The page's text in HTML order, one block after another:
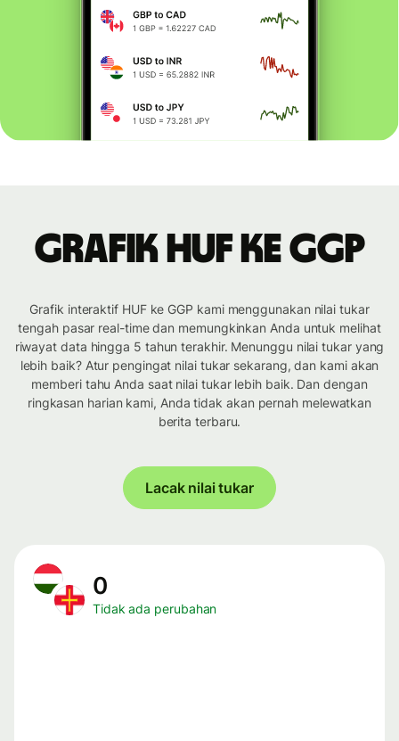
Grafik HUF ke GGP
Grafik interaktif HUF ke GGP kami menggunakan nilai tukar
tengah pasar real-time dan memungkinkan Anda untuk melihat
riwayat data hingga 5 tahun terakhir. Menunggu nilai tukar yang
lebih baik? Atur pengingat nilai tukar sekarang, dan kami akan
memberi tahu Anda saat nilai tukar lebih baik. Dan dengan
ringkasan harian kami, Anda tidak akan pernah melewatkan
berita terbaru.
Lacak nilai tukar
0
Tidak ada perubahan